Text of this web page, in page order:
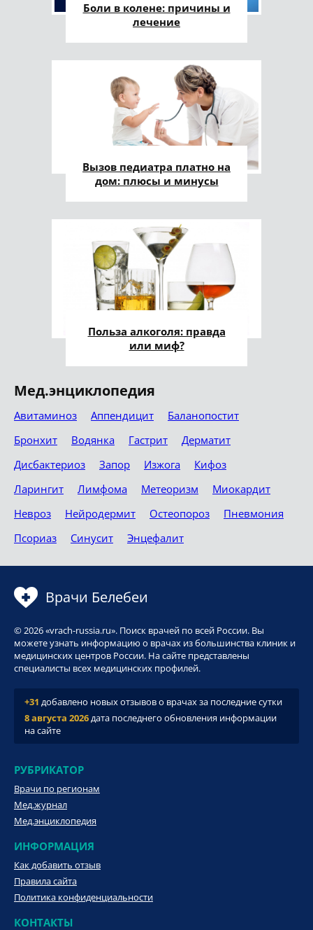
Боли в колене: причины и
лечение
Вызов педиатра платно на
дом: плюсы и минусы
Польза алкоголя: правда
или миф?
Мед.энциклопедия
Авитаминоз Аппендицит
Баланопостит
Бронхит
Водянка Гастрит
Дерматит
Дисбактериоз
Запор Изжога
Кифоз
Ларингит
Лимфома Метеоризм
Миокардит
Невроз
Нейродермит Остеопороз
Пневмония
Псориаз
Синусит Энцефалит
Врачи Белебеи
© 2026 «vrach-russia.ru». Поиск врачей по всей России. Вы
можете узнать информацию о врачах из большинства клиник и
медицинских центров России. На сайте представлены
специалисты всех медицинских профилей.
+31 добавлено новых отзывов о врачах за последние сутки
8 августа 2026дата последнего обновления информации
на сайте
РУБРИКАТОР
Врачи по регионам
Мед.журнал
Мед.энциклопедия
ИНФОРМАЦИЯ
Как добавить отзыв
Правила сайта
Политика конфиденциальности
КОНТАКТЫ